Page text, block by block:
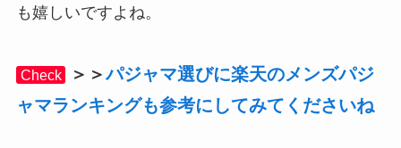
も嬉しいですよね。
Check ＞＞パジャマ選びに楽天のメンズパジ
ャマランキングも参考にしてみてくださいね